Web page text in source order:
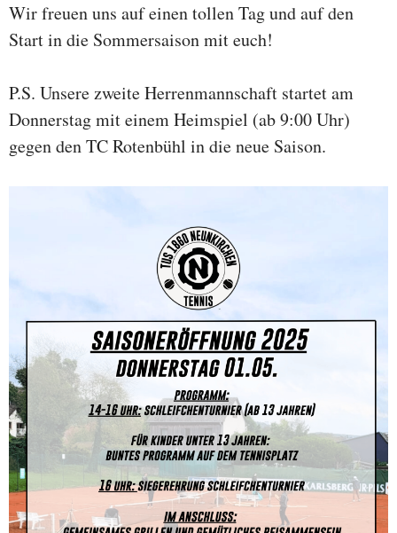
Wir freuen uns auf einen tollen Tag und auf den
Start in die Sommersaison mit euch!
P.S. Unsere zweite Herrenmannschaft startet am
Donnerstag mit einem Heimspiel (ab 9:00 Uhr)
gegen den TC Rotenbühl in die neue Saison.